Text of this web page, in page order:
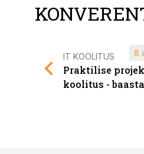
IT KOOLITUS
Praktilise
koolitus -
8